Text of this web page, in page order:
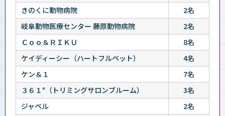
きのくに動物病院
2名
岐阜動物医療センター 藤原動物病院
2名
Ｃｏｏ＆ＲＩＫＵ
8名
ケイディーシー（ハートフルペット）
4名
ケン＆１
7名
３６１°（トリミングサロンブルーム）
3名
ジャペル
2名